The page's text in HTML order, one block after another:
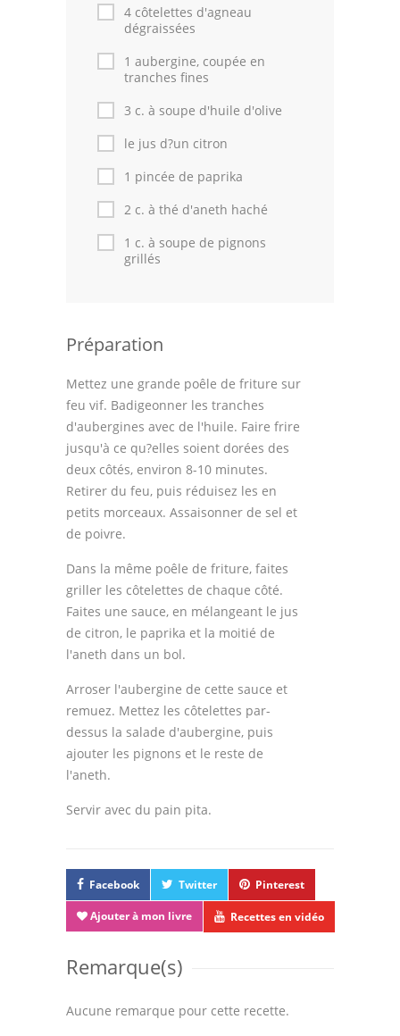
Forum
Thèmes
4 côtelettes d'agneau
dégraissées
1 aubergine, coupée en
tranches fines
3 c. à soupe d'huile d'olive
le jus d?un citron
1 pincée de paprika
2 c. à thé d'aneth haché
1 c. à soupe de pignons
grillés
Préparation
Mettez une grande poêle de friture sur
feu vif. Badigeonner les tranches
d'aubergines avec de l'huile. Faire frire
jusqu'à ce qu?elles soient dorées des
deux côtés, environ 8-10 minutes.
Retirer du feu, puis réduisez les en
petits morceaux. Assaisonner de sel et
de poivre.
Dans la même poêle de friture, faites
griller les côtelettes de chaque côté.
Faites une sauce, en mélangeant le jus
de citron, le paprika et la moitié de
l'aneth dans un bol.
Arroser l'aubergine de cette sauce et
remuez. Mettez les côtelettes par-
dessus la salade d'aubergine, puis
ajouter les pignons et le reste de
l'aneth.
Servir avec du pain pita.
Facebook Twitter Pinterest
Ajouter à mon livre Recettes en vidéo
Remarque(s)
Aucune remarque pour cette recette.